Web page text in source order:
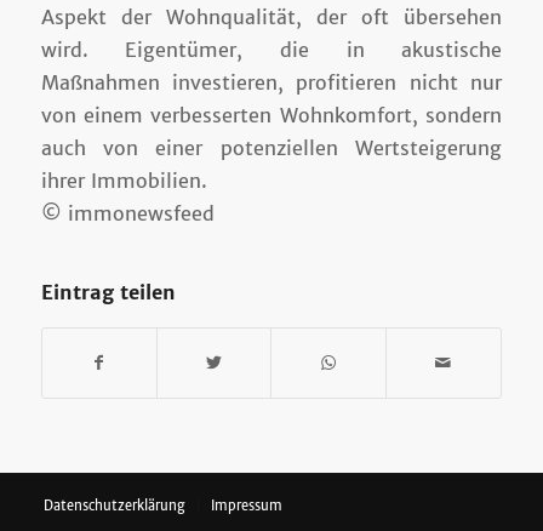
Aspekt der Wohnqualität, der oft übersehen
wird. Eigentümer, die in akustische
Maßnahmen investieren, profitieren nicht nur
von einem verbesserten Wohnkomfort, sondern
auch von einer potenziellen Wertsteigerung
ihrer Immobilien.
© immonewsfeed
Eintrag teilen
Datenschutzerklärung Impressum